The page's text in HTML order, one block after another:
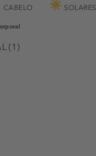
CABELO SOLARES
(1 )